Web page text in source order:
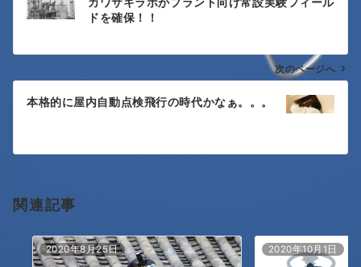
稿
ナ
ビ
ゲ
シ
ン
ドを確保！！
次のページへ
本格的に屋内自動点検飛行の時代かなぁ。。。
関連記事
2020年8月25日 2020年10月1日